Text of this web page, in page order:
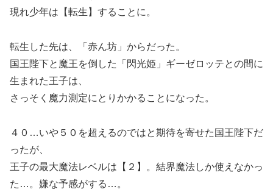
現れ少年は【転生】することに。
転生した先は、「赤ん坊」からだった。
国王陛下と魔王を倒した「閃光姫」ギーゼロッテとの間に
生まれた王子は、
さっそく魔力測定にとりかかることになった。
４０…いや５０を超えるのではと期待を寄せた国王陛下だ
ったが、
王子の最大魔法レベルは【２】。結界魔法しか使えなかっ
た…。嫌な予感がする…。